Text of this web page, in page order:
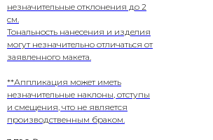
незначительные отклонения до 2
см.
Тональность нанесения и изделия
могут незначительно отличаться от
заявленного макета.
**Аппликация может иметь
незначительные наклоны, отступы
и смещения, что не является
производственным браком.